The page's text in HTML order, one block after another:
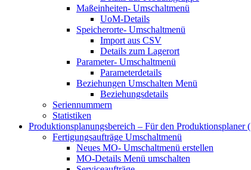
Maßeinheiten- Umschaltmenü
UoM-Details
Speicherorte- Umschaltmenü
Import aus CSV
Details zum Lagerort
Parameter- Umschaltmenü
Parameterdetails
Beziehungen Umschalten Menü
Beziehungsdetails
Seriennummern
Statistiken
Produktionsplanungsbereich – Für den Produktionsplaner (
Fertigungsaufträge Umschaltmenü
Neues MO- Umschaltmenü erstellen
MO-Details Menü umschalten